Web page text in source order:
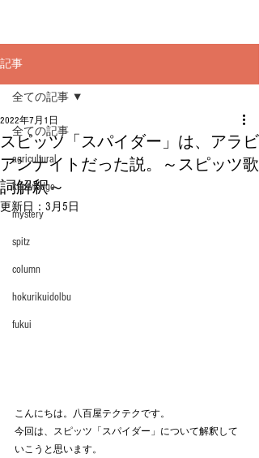
記事
全ての記事
agricultural
knowledge
mystery
spitz
column
hokurikuidolbu
fukui
全ての記事
スピッツ「スパイダー」は、アラビ
アンナイトだった説。～スピッツ歌
詞解釈～
2022年7月1日
更新日： 3月5日
こんにちは。八百屋テクテクです。
今回は、スピッツ「スパイダー」について解釈して
いこうと思います。